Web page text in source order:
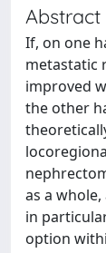
Abstract
If, on one
metastatic
improved
the other
as a whole,
in
option